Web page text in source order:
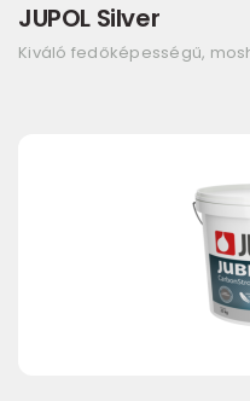
JUPOL Silver
Kiváló fedőképességű,